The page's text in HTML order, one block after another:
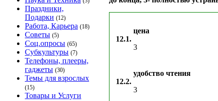
Праздники,
Подарки (12)
Работа, Карьера (18)
Советы (5)
Соц.опросы (65)
Субкультуры (7)
Телефоны, плееры,
гаджеты (30)
Темы для взрослых
(15)
Товары и Услуги
12.1.
цена
3
12.2.
удобство чтения
3